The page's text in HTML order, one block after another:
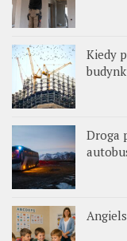
Kiedy
Droga